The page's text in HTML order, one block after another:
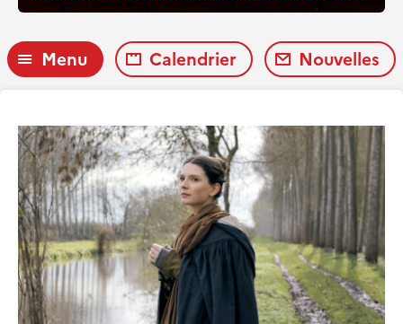
Menu Calendrier Nouvelles